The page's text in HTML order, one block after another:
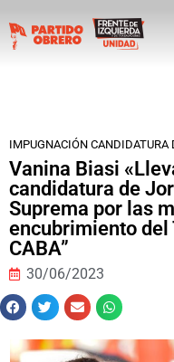
IMPUGNACIÓN CANDIDATURA
Vanina Biasi
candidatura de
Suprema por las
encubrimiento del
CABA”
30/06/2023